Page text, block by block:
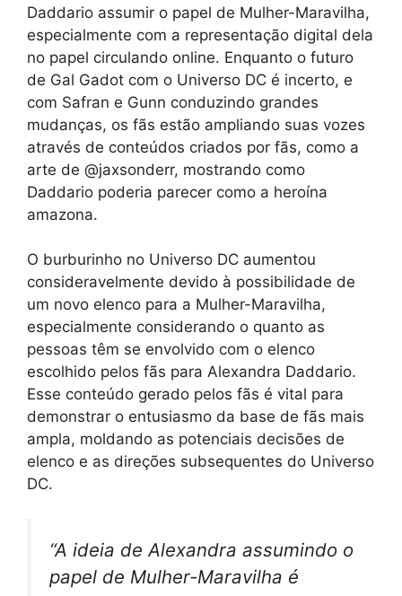
Daddario assumir o papel de Mulher-Maravilha,
especialmente com a representação digital dela
no papel circulando online. Enquanto o futuro
de Gal Gadot com o Universo DC é incerto, e
com Safran e Gunn conduzindo grandes
mudanças, os fãs estão ampliando suas vozes
através de conteúdos criados por fãs, como a
arte de @jaxsonderr, mostrando como
Daddario poderia parecer como a heroína
amazona.
O burburinho no Universo DC aumentou
consideravelmente devido à possibilidade de
um novo elenco para a Mulher-Maravilha,
especialmente considerando o quanto as
pessoas têm se envolvido com o elenco
escolhido pelos fãs para Alexandra Daddario.
Esse conteúdo gerado pelos fãs é vital para
demonstrar o entusiasmo da base de fãs mais
ampla, moldando as potenciais decisões de
elenco e as direções subsequentes do Universo
DC.
“A ideia de Alexandra assumindo o
papel de Mulher-Maravilha é